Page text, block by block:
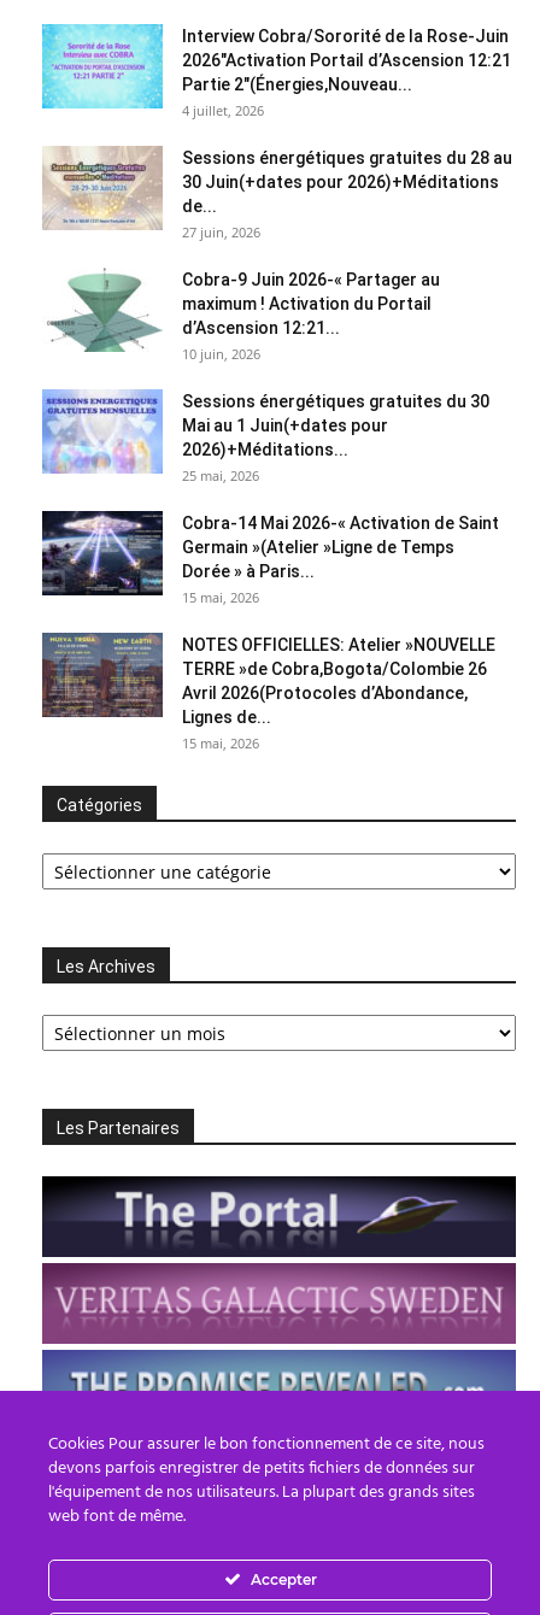
Interview Cobra/Sororité de la Rose-Juin
2026″Activation Portail d’Ascension 12:21
Partie 2″(Énergies,Nouveau...
4 juillet, 2026
Sessions énergétiques gratuites du 28 au
30 Juin(+dates pour 2026)+Méditations
de...
27 juin, 2026
Cobra-9 Juin 2026-« Partager au
maximum ! Activation du Portail
d’Ascension 12:21...
10 juin, 2026
Sessions énergétiques gratuites du 30
Mai au 1 Juin(+dates pour
2026)+Méditations...
25 mai, 2026
Cobra-14 Mai 2026-« Activation de Saint
Germain »(Atelier »Ligne de Temps
Dorée » à Paris...
15 mai, 2026
NOTES OFFICIELLES: Atelier »NOUVELLE
TERRE »de Cobra,Bogota/Colombie 26
Avril 2026(Protocoles d’Abondance,
Lignes de...
15 mai, 2026
Catégories
Catégories
Les Archives
Les
Archives
Les Partenaires
FR EN
Cookies Pour assurer le bon fonctionnement de ce site, nous
devons parfois enregistrer de petits fichiers de données sur
l'équipement de nos utilisateurs. La plupart des grands sites
web font de même.
Accepter